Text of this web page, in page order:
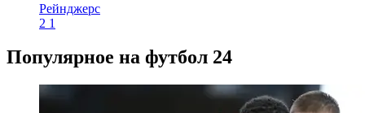
Рейнджерс
2 1
Популярное на футбол 24